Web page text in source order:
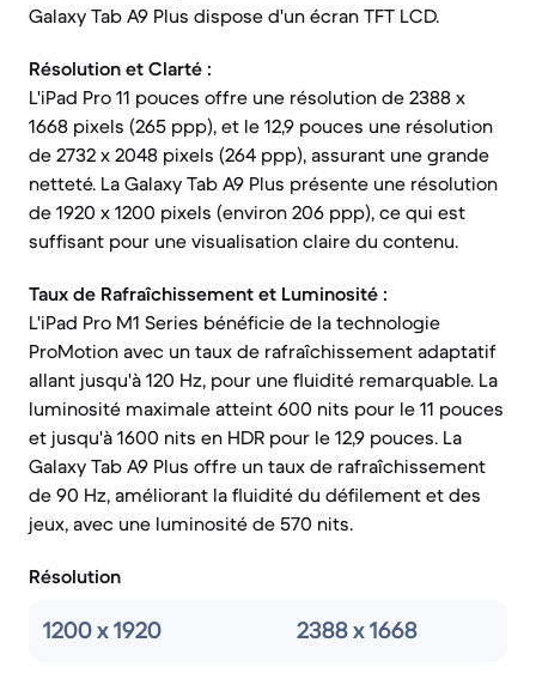
Galaxy Tab A9 Plus dispose d'un écran TFT LCD.
Résolution et Clarté :
L'iPad Pro 11 pouces offre une résolution de 2388 x
1668 pixels (265 ppp), et le 12,9 pouces une résolution
de 2732 x 2048 pixels (264 ppp), assurant une grande
netteté. La Galaxy Tab A9 Plus présente une résolution
de 1920 x 1200 pixels (environ 206 ppp), ce qui est
suffisant pour une visualisation claire du contenu.
Taux de Rafraîchissement et Luminosité :
L'iPad Pro M1 Series bénéficie de la technologie
ProMotion avec un taux de rafraîchissement adaptatif
allant jusqu'à 120 Hz, pour une fluidité remarquable. La
luminosité maximale atteint 600 nits pour le 11 pouces
et jusqu'à 1600 nits en HDR pour le 12,9 pouces. La
Galaxy Tab A9 Plus offre un taux de rafraîchissement
de 90 Hz, améliorant la fluidité du défilement et des
jeux, avec une luminosité de 570 nits.
Résolution
1200 x 1920 2388 x 1668